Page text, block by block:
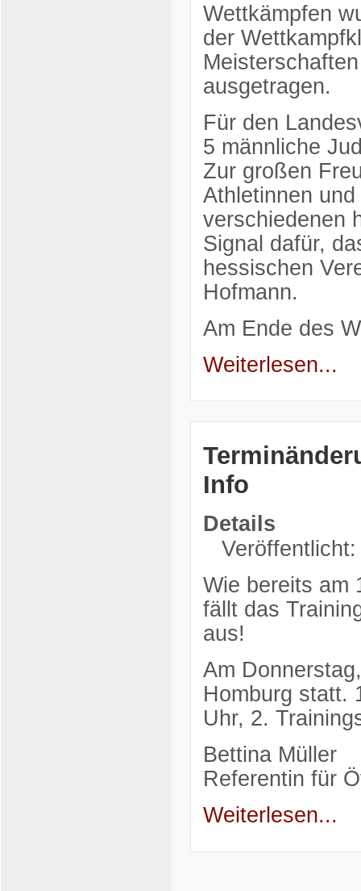
Wettkämpfen
der
ausgetragen.
Für den
5 männliche
Zur großen
Athletinnen
verschiedenen
Signal dafür,
hessischen
Hofmann.
Am Ende des
Weiterlesen...
Info
Details
Wie bereits am
fällt das
aus!
Am
Homburg statt.
Uhr, 2.
Bettina Müller
Referentin für
Weiterlesen...